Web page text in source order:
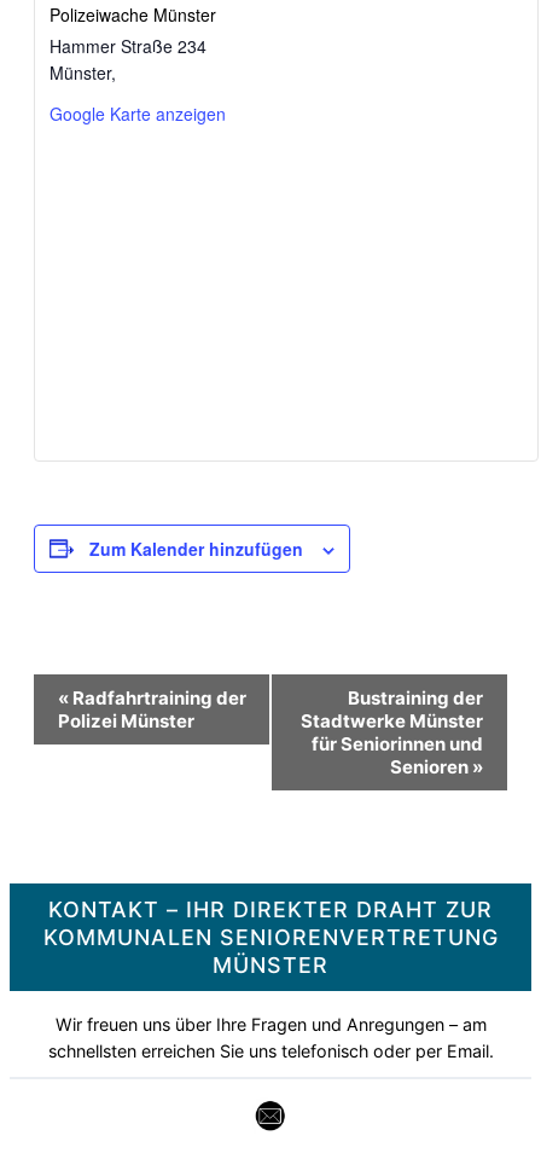
Polizeiwache Münster
Hammer Straße 234
Münster,
Google Karte anzeigen
Zum Kalender hinzufügen
Veranstaltung-
« Radfahrtraining der
Polizei Münster
Bustraining der
Stadtwerke Münster
für Seniorinnen und
Senioren »
KONTAKT – IHR DIREKTER DRAHT ZUR
KOMMUNALEN SENIORENVERTRETUNG
MÜNSTER
Wir freuen uns über Ihre Fragen und Anregungen – am
schnellsten erreichen Sie uns telefonisch oder per Email.